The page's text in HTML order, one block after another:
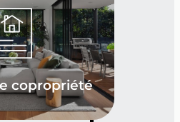
copropriété